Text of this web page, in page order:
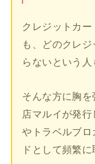
クレジットカ
も、どのクレ
らないという人
そんな方に胸
店マルイが発行
やトラベルブ
ドとして頻繁に